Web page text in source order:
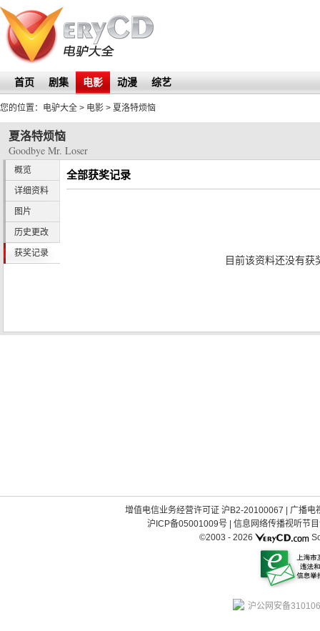
首页 剧集 电影 动漫 综艺
您的位置： 电驴大全 > 电影 > 夏洛特烦恼
夏洛特烦恼
Goodbye Mr. Loser
概览
详细资料
图片
历史更改
获奖记录
全部获奖记录
目前该资料还没有获
增值电信业务经营许可证 沪B2-20100067
广播电
沪ICP备05001009号| 信息网络传播视听节
©2003 - 2026
沪公网安备